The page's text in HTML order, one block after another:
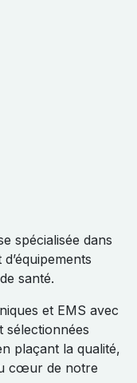
spécialisée dans
santé.
et EMS avec
sélectionnées
plaçant la qualité,
cœur de notre